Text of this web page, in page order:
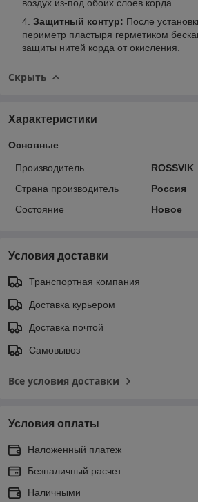
воздух из-под обоих слоев корда.
Защитный контур: После
периметр пластыря герметиком
защиты нитей корда от окисления.
Скрыть
Характеристики
Основные
Производитель
ROSSVIK
Страна производитель
Россия
Состояние
Новое
Условия доставки
Транспортная компания
Доставка курьером
Доставка почтой
Самовывоз
Все условия доставки
Условия оплаты
Наложенный платеж
Безналичный расчет
Наличными